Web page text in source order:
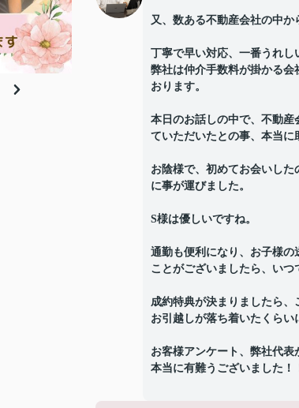
又、数ある不動産会社の中か
丁寧で早い対応、一番うれし
弊社は仲介手数料が掛かる
おります。
本日のお話しの中で、不動
ていただいたとの事、本当に
お陰様で、初めてお会いし
に事が運びました。
S様は優しいですね。
通勤も便利になり、お子様の
ことがございましたら、い
成約特典が決まりましたら、
お引越しが落ち着いたくらい
お客様アンケート、弊社代表
本当に有難うございました！